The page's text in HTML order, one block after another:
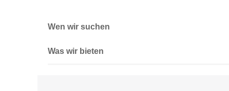
Wen wir suchen
Was wir bieten